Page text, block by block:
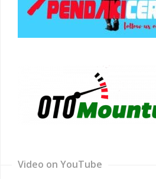
Video on YouTube